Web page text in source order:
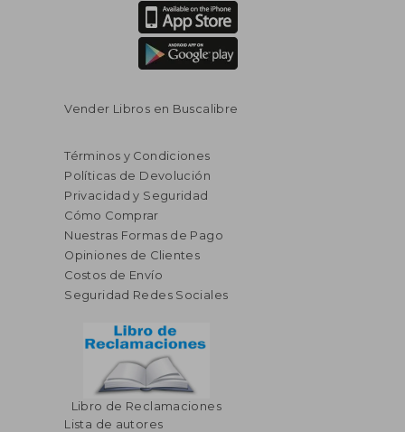
45%
dcto.
$ 171.65
Vender Libros en Buscalibre
Términos y Condiciones
Políticas de Devolución
Privacidad y Seguridad
Cómo Comprar
Nuestras Formas de Pago
Opiniones de Clientes
Costos de Envío
Seguridad Redes Sociales
Libro de Reclamaciones
Lista de autores